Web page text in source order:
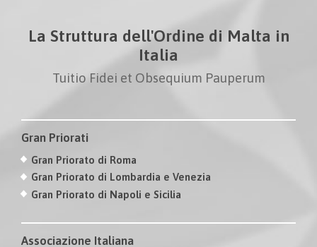
La Struttura dell'Ordine di Malta in
Italia
Tuitio Fidei et Obsequium Pauperum
Gran Priorati
Gran Priorato di Roma
Gran Priorato di Lombardia e Venezia
Gran Priorato di Napoli e Sicilia
Associazione Italiana